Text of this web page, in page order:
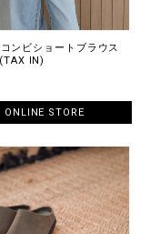
ンビショートブラウス
IN)
ONLINE STORE